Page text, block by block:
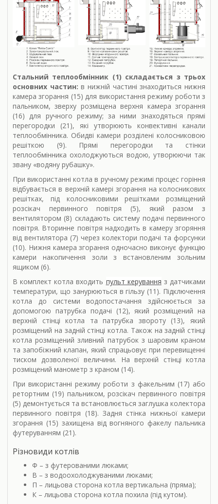
Стальний теплообмінник (1) складається з трьох
основних частин: в нижній частині знаходиться нижня
камера згорання (15) для використання режиму роботи з
пальником, зверху розміщена верхня камера згорання
(16) для ручного режиму; за ними знаходяться прямі
перегородки (21), які утворюють конвективні канали
теплообмінника. Обидві камери розділені колосниковою
решіткою (9). Прямі перегородки та стінки
теплообмінника охолоджуються водою, утворюючи так
звану «водяну рубашку».
При використанні котла в ручному режимі процес горіння
відбувається в верхній камері згорання на колосникових
решітках, під колосниковими решітками розміщений
розсікач первинного повітря (5), який разом з
вентилятором (8) складають систему подачі первинного
повітря. Вторинне повітря надходить в камеру згоряння
від вентилятора (7) через колектори подачі та форсунки
(10). Нижня камера згорання одночасно виконує функцію
камери накопичення золи з встановленим зольним
ящиком (6).
В комплект котла входить пульт керування з датчиками
температури, що занурюються в гільзу (11). Підключення
котла до системи водопостачання здійснюється за
допомогою патрубка подачі (12), який розміщений на
верхній стінці котла та патрубка звороту (13), який
розміщений на задній стінці котла. Також на задній стінці
котла розміщений зливний патрубок з шаровим краном
та запобіжний клапан, який спрацьовує при перевищенні
тиском дозволеної величини. На верхній стінці котла
розміщений манометр з краном (14).
При використанні режиму роботи з факельним (17) або
ретортним (19) пальником, розсікач первинного повітря
(5) демонтується та встановлюється заглушка колектора
первинного повітря (18). Задня стінка нижньої камери
згорання (15) захищена від вогняного факелу пальника
футеруванням (21).
Різновиди котлів
Ф – з футерованими люками;
В – з водоохолоджуваними люками;
П – лицьова сторона котла вертикальна (пряма);
К – лицьова сторона котла похила (під кутом).